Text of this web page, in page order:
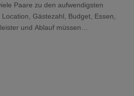
Paare zu den aufwendigsten
Gästezahl, Budget, Essen,
und Ablauf müssen
Tag gut organisiert ist und trotzdem